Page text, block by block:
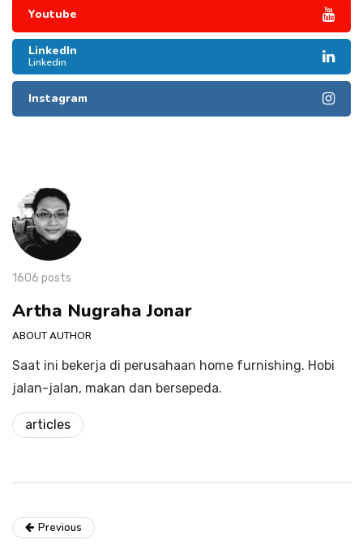
Youtube
LinkedIn
Linkedin
Instagram
1606 posts
Artha Nugraha Jonar
ABOUT AUTHOR
Saat ini bekerja di perusahaan home furnishing. Hobi
jalan-jalan, makan dan bersepeda.
articles
Previous